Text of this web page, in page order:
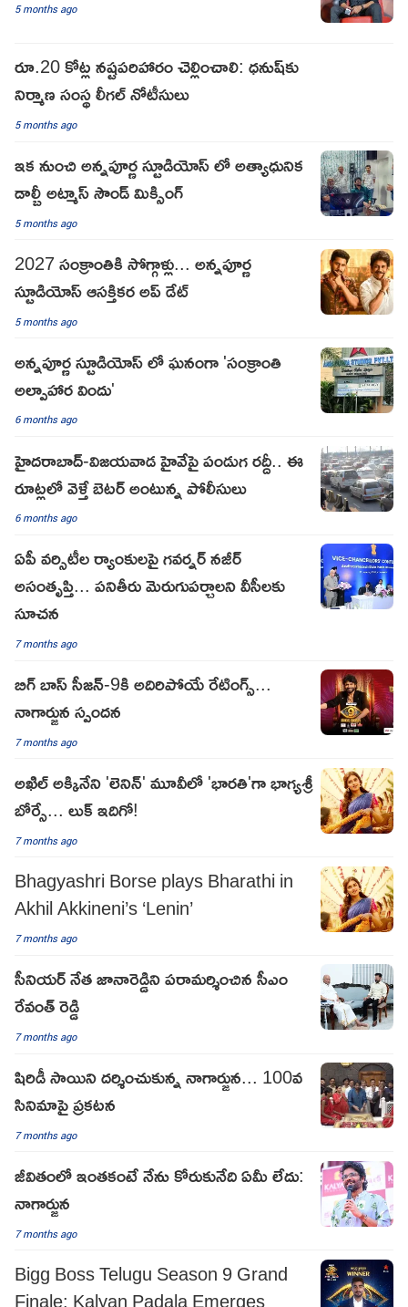
5 months ago
రూ.20 కోట్ల నష్టపరిహారం చెల్లించాలి: ధనుష్‌కు
నిర్మాణ సంస్థ లీగల్ నోటీసులు
5 months ago
ఇక నుంచి అన్నపూర్ణ స్టూడియోస్ లో అత్యాధునిక
డాల్బీ అట్మాస్ సౌండ్ మిక్సింగ్
5 months ago
2027 సంక్రాంతికి సోగ్గాళ్లు... అన్నపూర్ణ
స్టూడియోస్ ఆసక్తికర అప్ డేట్
5 months ago
అన్నపూర్ణ స్టూడియోస్ లో ఘనంగా 'సంక్రాంతి
అల్పాహార విందు'
6 months ago
హైదరాబాద్-విజయవాడ హైవేపై పండుగ రద్దీ.. ఈ
రూట్లలో వెళ్తే బెటర్ అంటున్న పోలీసులు
6 months ago
ఏపీ వర్సిటీల ర్యాంకులపై గవర్నర్ నజీర్
అసంతృప్తి... పనితీరు మెరుగుపర్చాలని వీసీలకు
సూచన
7 months ago
బిగ్ బాస్ సీజన్-9కి అదిరిపోయే రేటింగ్స్...
నాగార్జున స్పందన
7 months ago
అఖిల్ అక్కినేని 'లెనిన్' మూవీలో 'భారతి'గా భాగ్యశ్రీ
బోర్సే... లుక్ ఇదిగో!
7 months ago
Bhagyashri Borse plays Bharathi in
Akhil Akkineni’s ‘Lenin’
7 months ago
సీనియర్ నేత జానారెడ్డిని పరామర్శించిన సీఎం
రేవంత్ రెడ్డి
7 months ago
షిరిడీ సాయిని దర్శించుకున్న నాగార్జున... 100వ
సినిమాపై ప్రకటన
7 months ago
జీవితంలో ఇంతకంటే నేను కోరుకునేది ఏమీ లేదు:
నాగార్జున
7 months ago
Bigg Boss Telugu Season 9 Grand